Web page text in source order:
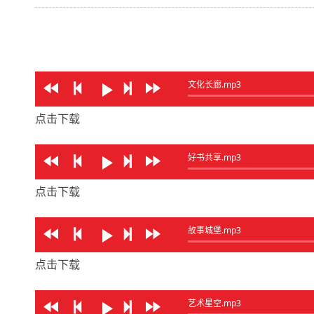
文化长廊.mp3
点击下载
好书共享.mp3
点击下载
故事城堡.mp3
点击下载
艺术星空.mp3